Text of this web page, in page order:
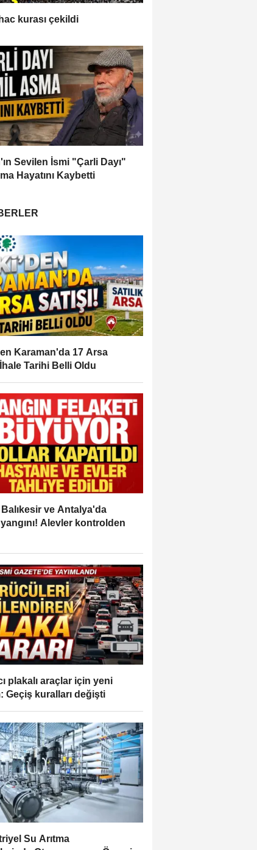
hac kurası çekildi
Sevilen İsmi "Çarli Dayı"
Hayatını Kaybetti
Karaman'da 17 Arsa
İhale Tarihi Belli Oldu
Balıkesir ve Antalya'da
Alevler kontrolden
plakalı araçlar için yeni
Geçiş kuralları değişti
Su Arıtma